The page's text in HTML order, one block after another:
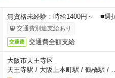
無資格未経験：時給1400円～ ■
交通費別途支給あり
交通費 交通費全額支給
大阪市天王寺区
天王寺駅 / 大阪上本町駅 / 鶴橋駅 /